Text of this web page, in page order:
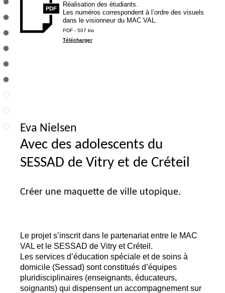
PDF
Réalisation des étudiants.
Les numéros correspondent à l’ordre des visuels
dans le visionneur du MAC VAL.
PDF - 507 kio
Télécharger
Eva Nielsen
Avec des adolescents du
SESSAD de Vitry et de Créteil
Créer une maquette de ville utopique.
Le projet s’inscrit dans le partenariat entre le MAC
VAL et le SESSAD de Vitry et Créteil.
Les services d’éducation spéciale et de soins à
domicile (Sessad) sont constitués d’équipes
pluridisciplinaires (enseignants, éducateurs,
soignants) qui dispensent un accompagnement sur